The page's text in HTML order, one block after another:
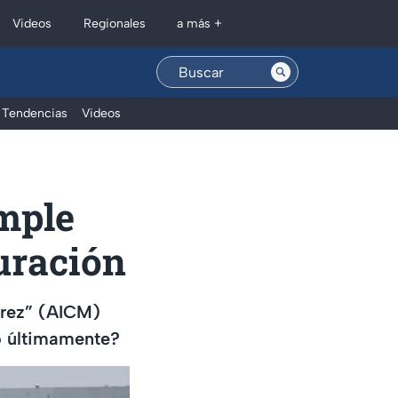
Videos Regionales a más +
Tendencias Videos
(AICM)
últimamente?